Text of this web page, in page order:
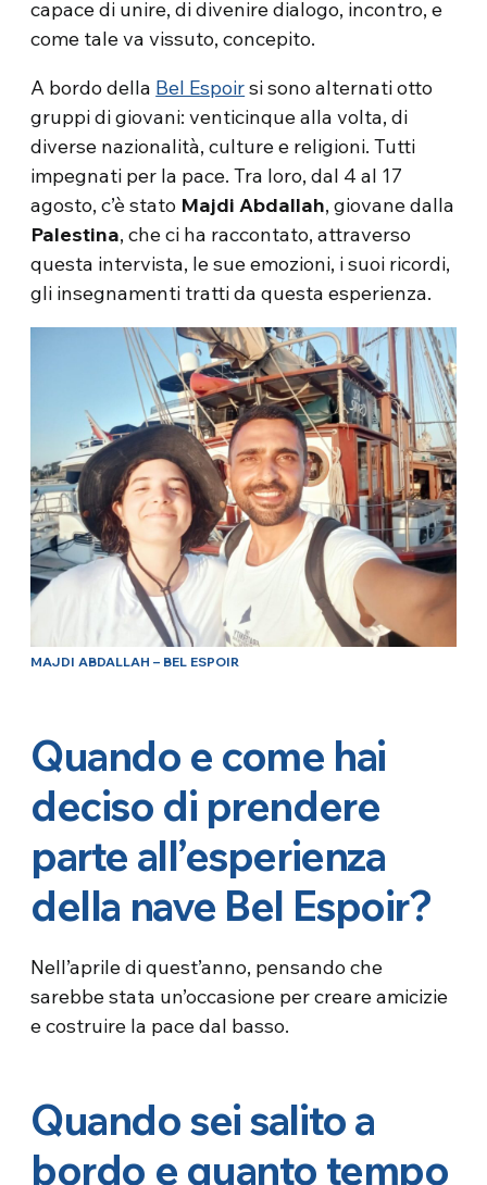
capace di unire, di divenire dialogo, incontro, e
come tale va vissuto, concepito.
A bordo della Bel Espoirsi sono alternati otto
gruppi di giovani: venticinque alla volta, di
diverse nazionalità, culture e religioni. Tutti
impegnati per la pace. Tra loro, dal 4 al 17
agosto, c’è stato Majdi Abdallah, giovane dalla
Palestina, che ci ha raccontato, attraverso
questa intervista, le sue emozioni, i suoi ricordi,
gli insegnamenti tratti da questa esperienza.
MAJDI ABDALLAH – BEL ESPOIR
Quando e come hai
deciso di prendere
parte all’esperienza
della nave Bel Espoir?
Nell’aprile di quest’anno, pensando che
sarebbe stata un’occasione per creare amicizie
e costruire la pace dal basso.
Quando sei salito a
bordo e quanto tempo